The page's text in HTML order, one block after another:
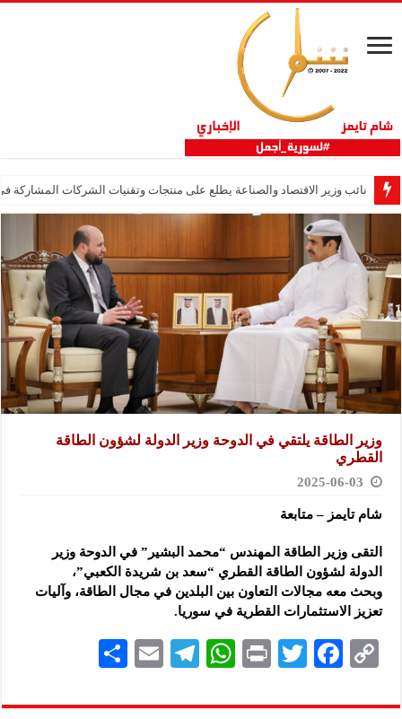
نائب وزير الاقتصاد والصناعة يطلع على منتجات وتقنيات الشركات المشاركة في
وزير الطاقة يلتقي في الدوحة وزير الدولة لشؤون الطاقة
القطري
2025-06-03
شام تايمز – متابعة
التقى وزير الطاقة المهندس “محمد البشير” في الدوحة وزير
الدولة لشؤون الطاقة القطري “سعد بن شريدة الكعبي”،
وبحث معه مجالات التعاون بين البلدين في مجال الطاقة، وآليات
تعزيز الاستثمارات القطرية في سوريا.
C
p
F
eb
T
tt
P
nt
W
at
Te
gr
E
ai
ar